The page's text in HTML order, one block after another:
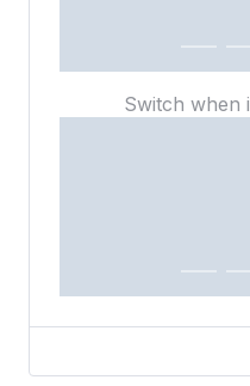
Switch when